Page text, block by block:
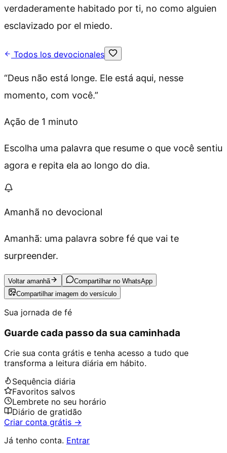
verdaderamente habitado por ti, no como alguien
esclavizado por el miedo.
Todos los devocionales
“Deus não está longe. Ele está aqui, nesse
momento, com você.”
Ação de 1 minuto
Escolha uma palavra que resume o que você sentiu
agora e repita ela ao longo do dia.
Amanhã no devocional
Amanhã: uma palavra sobre fé que vai te
surpreender.
Voltar amanhã
Compartilhar no WhatsApp
Compartilhar imagem do versículo
Sua jornada de fé
Guarde cada passo da sua caminhada
Crie sua conta grátis e tenha acesso a tudo que
transforma a leitura diária em hábito.
Sequência diária
Favoritos salvos
Lembrete no seu horário
Diário de gratidão
Criar conta grátis →
Já tenho conta. Entrar